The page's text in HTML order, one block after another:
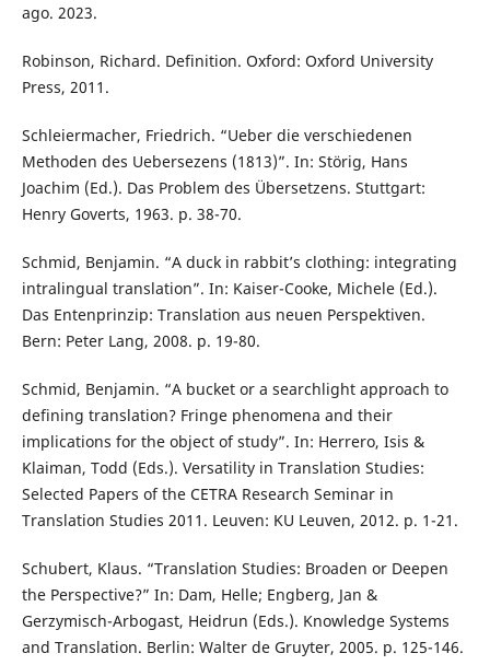
ago. 2023.
Robinson, Richard. Definition. Oxford: Oxford University
Press, 2011.
Schleiermacher, Friedrich. “Ueber die verschiedenen
Methoden des Uebersezens (1813)”. In: Störig, Hans
Joachim (Ed.). Das Problem des Übersetzens. Stuttgart:
Henry Goverts, 1963. p. 38-70.
Schmid, Benjamin. “A duck in rabbit’s clothing: integrating
intralingual translation”. In: Kaiser-Cooke, Michele (Ed.).
Das Entenprinzip: Translation aus neuen Perspektiven.
Bern: Peter Lang, 2008. p. 19-80.
Schmid, Benjamin. “A bucket or a searchlight approach to
defining translation? Fringe phenomena and their
implications for the object of study”. In: Herrero, Isis &
Klaiman, Todd (Eds.). Versatility in Translation Studies:
Selected Papers of the CETRA Research Seminar in
Translation Studies 2011. Leuven: KU Leuven, 2012. p. 1-21.
Schubert, Klaus. “Translation Studies: Broaden or Deepen
the Perspective?” In: Dam, Helle; Engberg, Jan &
Gerzymisch-Arbogast, Heidrun (Eds.). Knowledge Systems
and Translation. Berlin: Walter de Gruyter, 2005. p. 125-146.